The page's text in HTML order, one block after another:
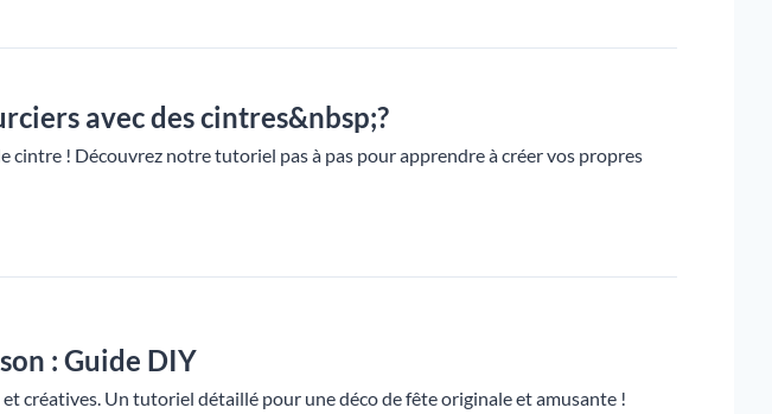
avec des cintres&nbsp;?
! Découvrez notre tutoriel pas à pas pour apprendre à créer vos propres
: Guide DIY
créatives. Un tutoriel détaillé pour une déco de fête originale et amusante !